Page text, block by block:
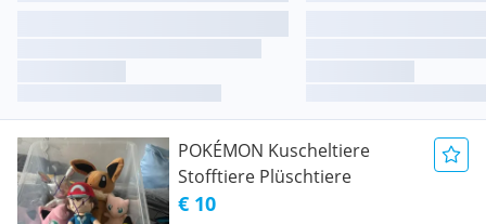
POKÉMON Kuscheltiere
Stofftiere Plüschtiere
€ 10